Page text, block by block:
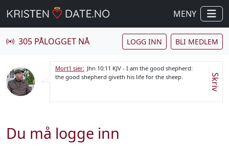
MENY
305 PÅLOGGET NÅ LOGG INN BLI MEDLEM
Mort1 sier: Jhn 10:11 KJV - I am the good shepherd:
the good shepherd giveth his life for the sheep.
Skriv
Du må logge inn